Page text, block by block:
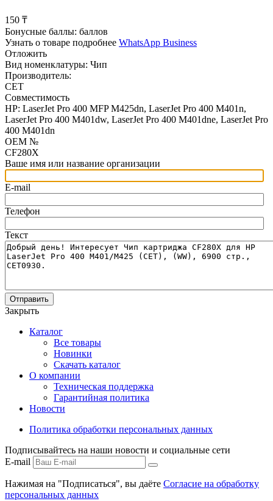
‍150‍ ₸
Бонусные баллы: баллов
Узнать о товаре подробнее WhatsApp Business
Отложить
Вид номенклатуры: Чип
Производитель:
CET
Совместимость
HP: LaserJet Pro 400 MFP M425dn, LaserJet Pro 400 M401n,
LaserJet Pro 400 M401dw, LaserJet Pro 400 M401dne, LaserJet Pro
400 M401dn
OEM №
CF280X
Ваше имя или название организации
E-mail
Телефон
Текст
Отправить
Закрыть
Каталог
Все товары
Новинки
Скачать каталог
О компании
Техническая поддержка
Гарантийная политика
Новости
Политика обработки персональных данных
Подписывайтесь на наши новости и социальные сети
E-mail
Нажимая на "Подписаться", вы даёте Согласие на обработку
персональных данных